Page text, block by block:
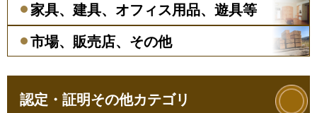
家具、建具、オフィス用品、 遊具等
市場、販売店、その他
認定・証明その他カテゴリ